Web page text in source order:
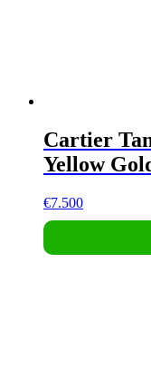
Cartier
Yellow
€7.500